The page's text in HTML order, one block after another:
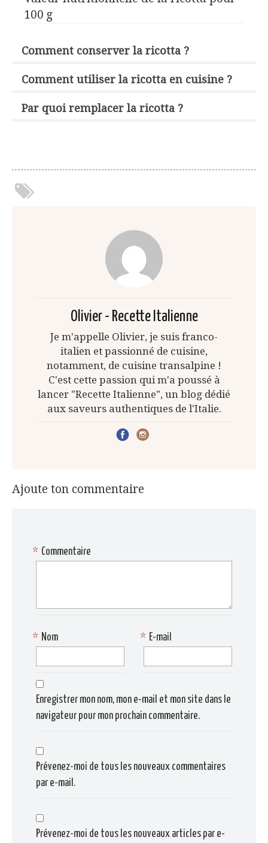
100 g
Comment conserver la ricotta ?
Comment utiliser la ricotta en cuisine ?
Par quoi remplacer la ricotta ?
Olivier - Recette Italienne
Je m'appelle Olivier, je suis franco-
italien et passionné de cuisine,
notamment, de cuisine transalpine !
C'est cette passion qui m'a poussé à
lancer "Recette Italienne", un blog dédié
aux saveurs authentiques de l'Italie.
Ajoute ton commentaire
Commentaire
*
Nom
* E-mail
*
Enregistrer mon nom, mon e-mail et mon site dans le
navigateur pour mon prochain commentaire.
Prévenez-moi de tous les nouveaux commentaires
par e-mail.
Prévenez-moi de tous les nouveaux articles par e-